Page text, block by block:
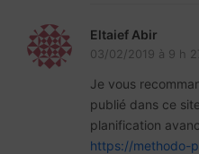
Eltaief Abir
03/02/2019 à 9 h
Je vous
publié dans ce
planification
https://methodo-